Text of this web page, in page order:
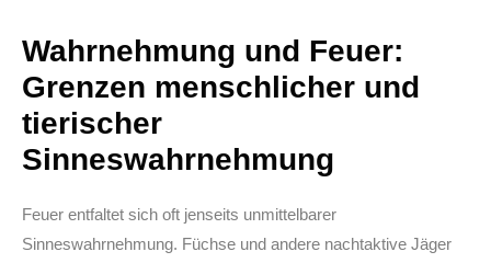
Wahrnehmung und Feuer:
Grenzen menschlicher und
tierischer
Sinneswahrnehmung
Feuer entfaltet sich oft jenseits unmittelbarer
Sinneswahrnehmung. Füchse und andere nachtaktive Jäger